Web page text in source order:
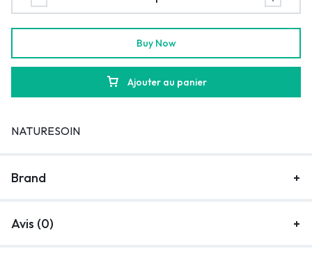
Ajouter au panier
Buy Now
NATURESOIN
Brand
Avis (0)